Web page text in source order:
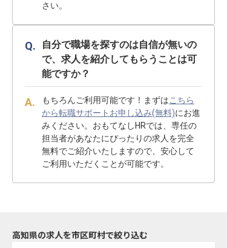
さい。
自分で職場を探すのは自信が無いの
で、求人を紹介してもらうことは可
能ですか？
もちろんご利用可能です！まずはこちら
から転職サポートお申し込み(無料)にお進
みください。おもてなしHRでは、専任の
担当者があなたにぴったりの求人を完全
無料でご紹介いたしますので、安心して
ご利用いただくことが可能です。
高知県の求人を市区町村で絞り込む